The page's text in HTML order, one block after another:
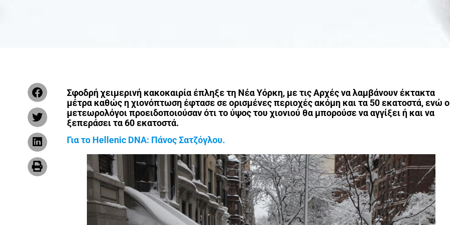
Σφοδρή χειμερινή κακοκαιρία έπληξε τη Νέα Υόρκη, με τις Αρχές να λαμβάνουν έκτακτα
μέτρα καθώς η χιονόπτωση έφτασε σε ορισμένες περιοχές ακόμη και τα 50 εκατοστά, ενώ
μετεωρολόγοι προειδοποιούσαν ότι το ύψος του χιονιού θα μπορούσε να αγγίξει ή και να
ξεπεράσει τα 60 εκατοστά.
Για το Hellenic DNA: Πάνος Σατζόγλου.